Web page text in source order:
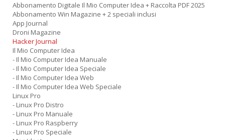
Abbonamento Digitale Il Mio Computer Idea + Raccolta PDF 2025
Abbonamento Win Magazine + 2 speciali inclusi
App Journal
Droni Magazine
Hacker Journal
Il Mio Computer Idea
- Il Mio Computer Idea Manuale
- Il Mio Computer Idea Speciale
- Il Mio Computer Idea Web
- Il Mio Computer Idea Web Speciale
Linux Pro
- Linux Pro Distro
- Linux Pro Manuale
- Linux Pro Raspberry
- Linux Pro Speciale